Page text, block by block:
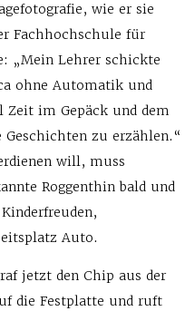
wie er sie
Fachhochschule für
„Mein Lehrer schickte
ohne Automatik und
im Gepäck und dem
zu erzählen.“
will, muss
Roggenthin bald und
Auto.
jetzt den Chip aus der
die Festplatte und ruft